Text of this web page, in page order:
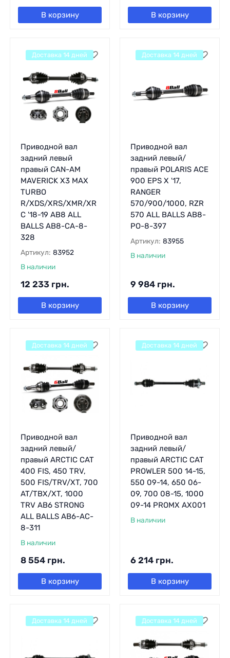
В корзину В корзину
Приводной вал
задний левый
правый CAN-AM
MAVERICK X3 MAX
TURBO
R/XDS/XRS/XMR/XR
C '18-19 AB8 ALL
BALLS AB8-CA-8-
328
Артикул: 83952
В наличии
12 233 грн.
В корзину
Доставка 14 дней
Приводной вал
задний левый/
правый POLARIS ACE
900 EPS X '17,
RANGER
570/900/1000, RZR
570 ALL BALLS AB8-
PO-8-397
Артикул: 83955
В наличии
9 984 грн.
В корзину
Доставка 14 дней
Приводной вал
задний левый/
правый ARCTIC CAT
400 FIS, 450 TRV,
500 FIS/TRV/XT, 700
AT/TBX/XT, 1000
TRV AB6 STRONG
ALL BALLS AB6-AC-
8-311
В наличии
8 554 грн.
В корзину
Доставка 14 дней
Приводной вал
задний левый/
правый ARCTIC CAT
PROWLER 500 14-15,
550 09-14, 650 06-
09, 700 08-15, 1000
09-14 PROMX AX001
В наличии
6 214 грн.
В корзину
Доставка 14 дней
Доставка 14 дней Доставка 14 дней